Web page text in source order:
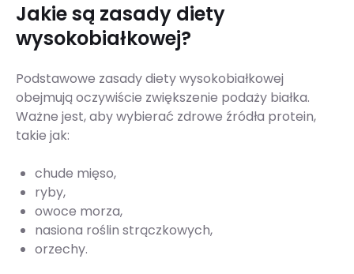
Jakie są zasady diety
wysokobiałkowej?
Podstawowe zasady diety wysokobiałkowej
obejmują oczywiście zwiększenie podaży białka.
Ważne jest, aby wybierać zdrowe źródła protein,
takie jak:
chude mięso,
ryby,
owoce morza,
nasiona roślin strączkowych,
orzechy.